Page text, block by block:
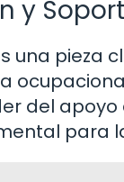
y
una pieza
del
para